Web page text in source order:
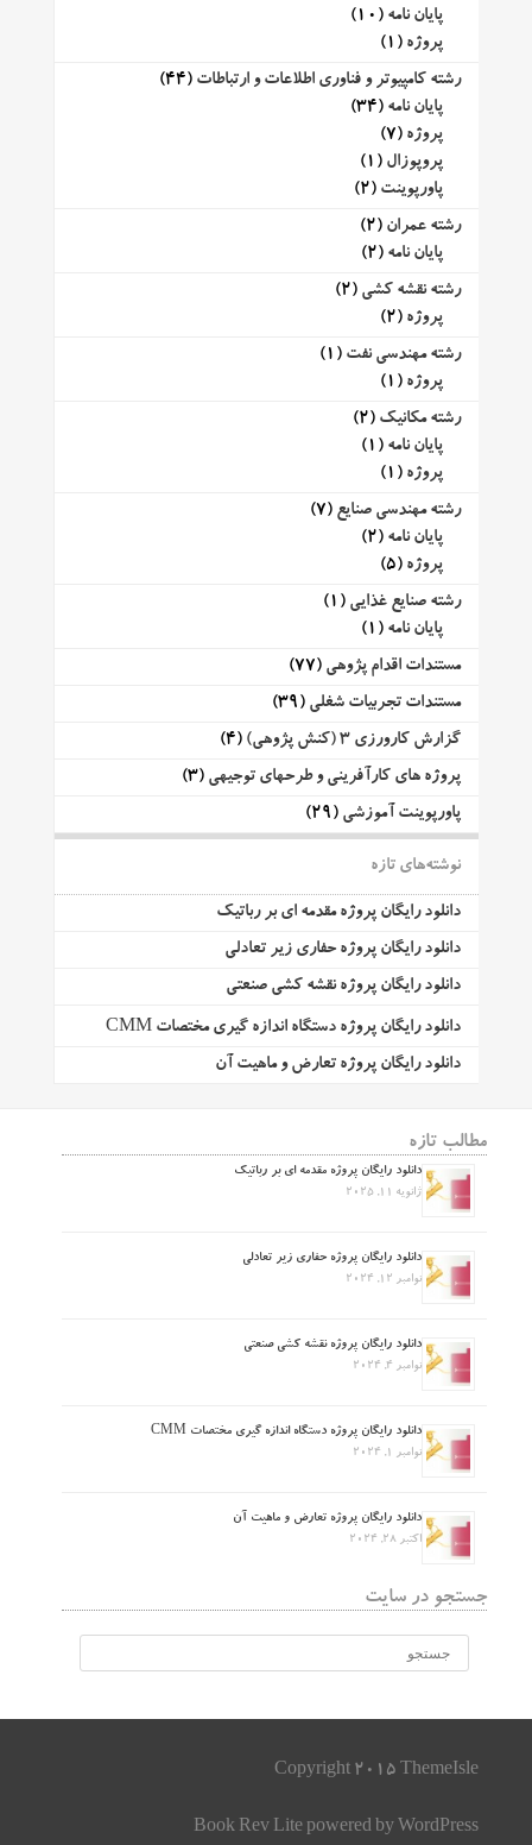
پایان نامه (10)
پروژه (1)
رشته کامپیوتر و فناوری اطلاعات و ارتباطات (44)
پایان نامه (34)
پروژه (7)
پروپوزال (1)
پاورپوینت (2)
رشته عمران (2)
پایان نامه (2)
رشته نقشه کشی (2)
پروژه (2)
رشته مهندسی نفت (1)
پروژه (1)
رشته مکانیک (2)
پایان نامه (1)
پروژه (1)
رشته مهندسی صنایع (7)
پایان نامه (2)
پروژه (5)
رشته صنایع غذایی (1)
پایان نامه (1)
مستندات اقدام پژوهی (77)
مستندات تجربیات شغلی (39)
گزارش کارورزی 3 (کنش پژوهی)
(4)
پروژه های کارآفرینی و طرحهای توجیهی (3)
پاورپوینت آموزشی (29)
نوشته‌های تازه
دانلود رایگان پروژه مقدمه ای بر رباتیک
دانلود رایگان پروژه حفاری زیر تعادلی
دانلود رایگان پروژه نقشه کشی صنعتی
دانلود رایگان پروژه دستگاه اندازه گیری مختصات CMM
دانلود رایگان پروژه تعارض و ماهیت آن
مطالب تازه
دانلود رایگان پروژه مقدمه ای بر رباتیک
ژانویه 11, 2025
دانلود رایگان پروژه حفاری زیر تعادلی
نوامبر 12, 2024
دانلود رایگان پروژه نقشه کشی صنعتی
نوامبر 4, 2024
دانلود رایگان پروژه دستگاه اندازه گیری مختصات CMM
نوامبر 1, 2024
دانلود رایگان پروژه تعارض و ماهیت آن
اکتبر 28, 2024
جستجو در سایت
Copyright 2015 ThemeIsle
Book Rev Lite powered by WordPress